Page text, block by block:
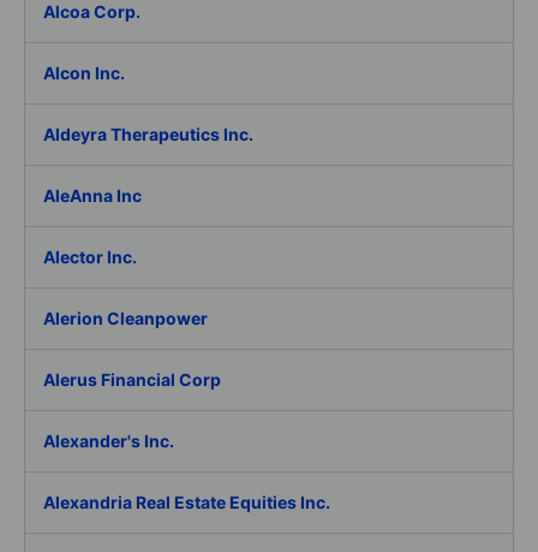
Alcoa Corp.
Alcon Inc.
Aldeyra Therapeutics Inc.
AleAnna Inc
Alector Inc.
Alerion Cleanpower
Alerus Financial Corp
Alexander's Inc.
Alexandria Real Estate Equities Inc.